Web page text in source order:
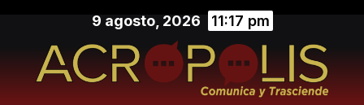
contenido
9 agosto, 2026 11:17 pm